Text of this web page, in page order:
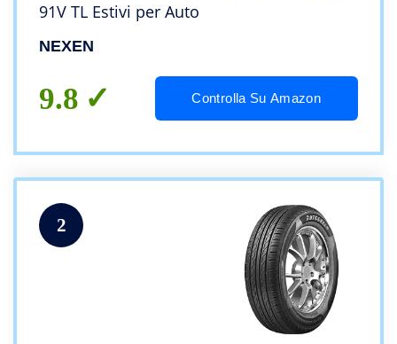
91V TL Estivi per Auto
NEXEN
9.8 Controlla Su Amazon
2